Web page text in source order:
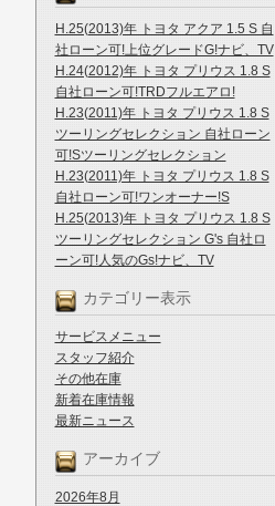
H.25(2013)年 トヨタ アクア 1.5 S 自
社ローン可!上位グレードG!ナビ、TV
H.24(2012)年 トヨタ プリウス 1.8 S
自社ローン可!TRDフルエアロ!
H.23(2011)年 トヨタ プリウス 1.8 S
ツーリングセレクション 自社ローン
可!Sツーリングセレクション
H.23(2011)年 トヨタ プリウス 1.8 S
自社ローン可!ワンオーナー!S
H.25(2013)年 トヨタ プリウス 1.8 S
ツーリングセレクション G's 自社ロ
ーン可!人気のGs!ナビ、TV
カテゴリー表示
サービスメニュー
スタッフ紹介
その他在庫
新着在庫情報
最新ニュース
アーカイブ
2026年8月